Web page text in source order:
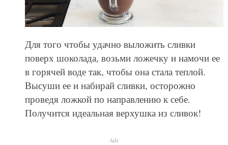
Для того чтобы удачно выложить сливки
поверх шоколада, возьми ложечку и намочи ее
в горячей воде так, чтобы она стала теплой.
Высуши ее и набирай сливки, осторожно
проведя ложкой по направлению к себе.
Получится идеальная верхушка из сливок!
Ads